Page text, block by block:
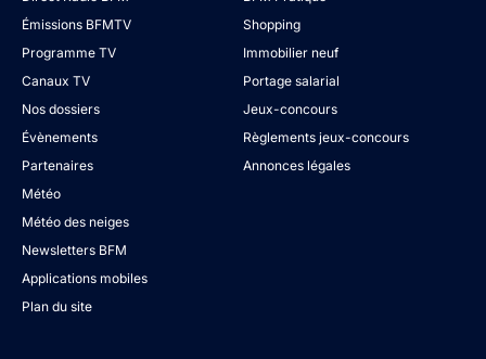
Émissions BFMTV
Programme TV
Canaux TV
Nos dossiers
Évènements
Partenaires
Météo
Météo des neiges
Newsletters BFM
Applications mobiles
Plan du site
Shopping
Immobilier neuf
Portage salarial
Jeux-concours
Règlements jeux-concours
Annonces légales